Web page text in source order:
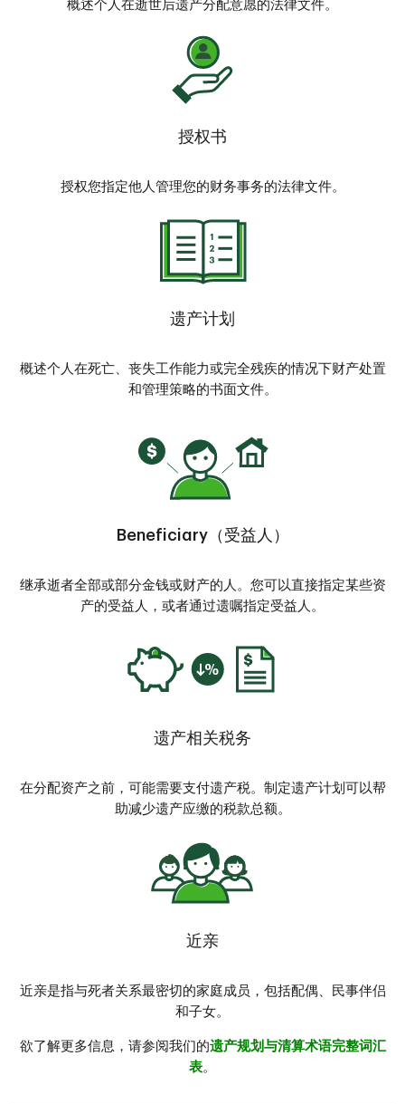
概述个人在逝世后遗产分配意愿的法律文件。
授权书
授权您指定他人管理您的财务事务的法律文件。
遗产计划
概述个人在死亡、丧失工作能力或完全残疾的情况下财产处置
和管理策略的书面文件。
Beneficiary（受益人）
继承逝者全部或部分金钱或财产的人。您可以直接指定某些资
产的受益人，或者通过遗嘱指定受益人。
遗产相关税务
在分配资产之前，可能需要支付遗产税。制定遗产计划可以帮
助减少遗产应缴的税款总额。
近亲
近亲是指与死者关系最密切的家庭成员，包括配偶、民事伴侣
和子女。
欲了解更多信息，请参阅我们的遗产规划与清算术语完整词汇
表。